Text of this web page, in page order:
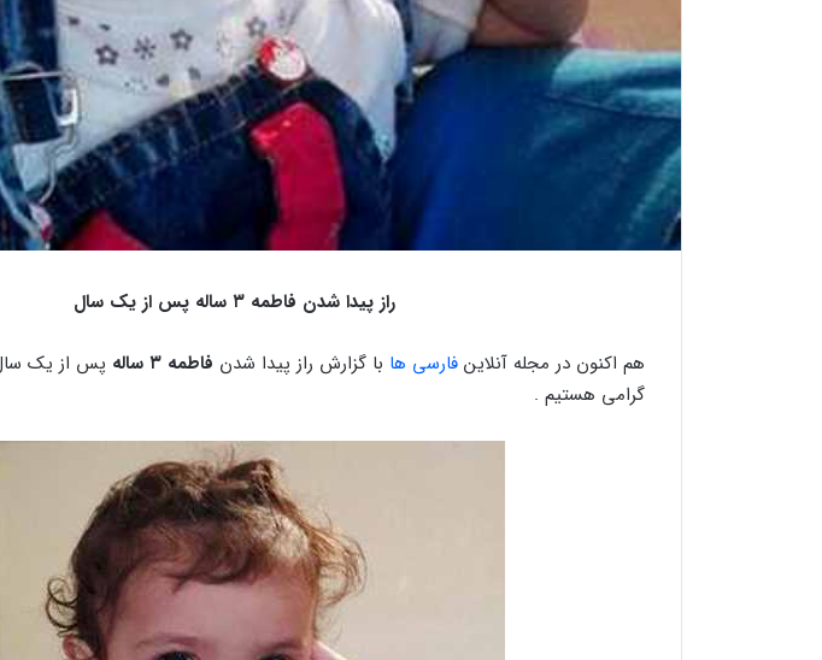
راز پیدا شدن فاطمه ۳ ساله پس از یک سال
هم اکنون در مجله آنلاین فارسی ها با گزارش راز پیدا شدن فاطمه ۳ ساله
پس از یک
گرامی هستیم .